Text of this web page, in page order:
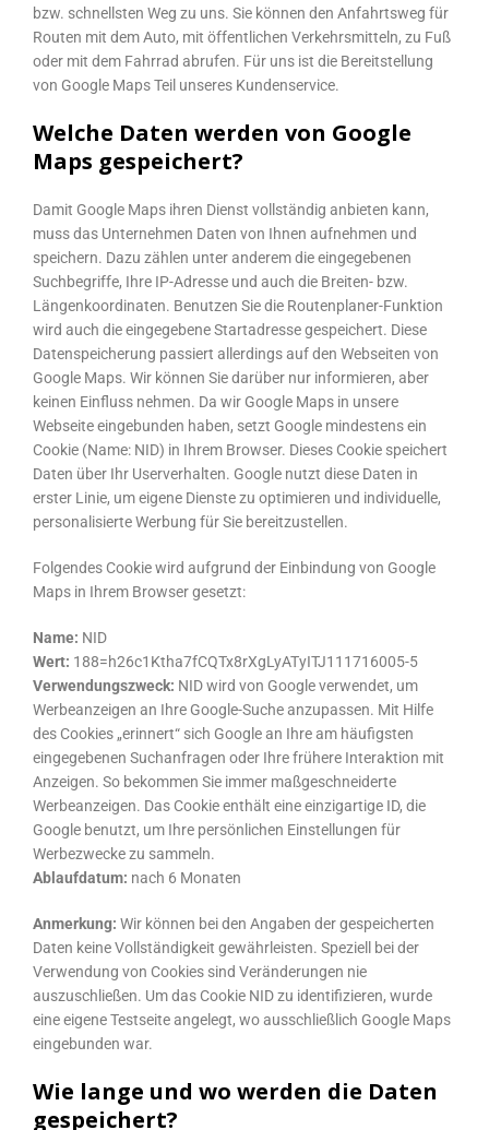
bzw. schnellsten Weg zu uns. Sie können den Anfahrtsweg für
Routen mit dem Auto, mit öffentlichen Verkehrsmitteln, zu Fuß
oder mit dem Fahrrad abrufen. Für uns ist die Bereitstellung
von Google Maps Teil unseres Kundenservice.
Welche Daten werden von Google
Maps gespeichert?
Damit Google Maps ihren Dienst vollständig anbieten kann,
muss das Unternehmen Daten von Ihnen aufnehmen und
speichern. Dazu zählen unter anderem die eingegebenen
Suchbegriffe, Ihre IP-Adresse und auch die Breiten- bzw.
Längenkoordinaten. Benutzen Sie die Routenplaner-Funktion
wird auch die eingegebene Startadresse gespeichert. Diese
Datenspeicherung passiert allerdings auf den Webseiten von
Google Maps. Wir können Sie darüber nur informieren, aber
keinen Einfluss nehmen. Da wir Google Maps in unsere
Webseite eingebunden haben, setzt Google mindestens ein
Cookie (Name: NID) in Ihrem Browser. Dieses Cookie speichert
Daten über Ihr Userverhalten. Google nutzt diese Daten in
erster Linie, um eigene Dienste zu optimieren und individuelle,
personalisierte Werbung für Sie bereitzustellen.
Folgendes Cookie wird aufgrund der Einbindung von Google
Maps in Ihrem Browser gesetzt:
Name: NID
Wert: 188=h26c1Ktha7fCQTx8rXgLyATyITJ111716005-5
Verwendungszweck: NID wird von Google verwendet, um
Werbeanzeigen an Ihre Google-Suche anzupassen. Mit Hilfe
des Cookies „erinnert“ sich Google an Ihre am häufigsten
eingegebenen Suchanfragen oder Ihre frühere Interaktion mit
Anzeigen. So bekommen Sie immer maßgeschneiderte
Werbeanzeigen. Das Cookie enthält eine einzigartige ID, die
Google benutzt, um Ihre persönlichen Einstellungen für
Werbezwecke zu sammeln.
Ablaufdatum: nach 6 Monaten
Anmerkung: Wir können bei den Angaben der gespeicherten
Daten keine Vollständigkeit gewährleisten. Speziell bei der
Verwendung von Cookies sind Veränderungen nie
auszuschließen. Um das Cookie NID zu identifizieren, wurde
eine eigene Testseite angelegt, wo ausschließlich Google Maps
eingebunden war.
Wie lange und wo werden die Daten
gespeichert?